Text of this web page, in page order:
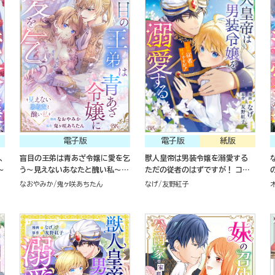
電子版
盲目の王弟は青あざ令嬢に愛を乞
う～見えないあなたと醜い私～
コミック版
なおやみか 鬼ヶ咲あちたん
紙版
電子版
獣人皇帝は男装令嬢を溺愛する
ただの従者のはずですが！ コミッ
ク版（１）
なげ 友野紅子